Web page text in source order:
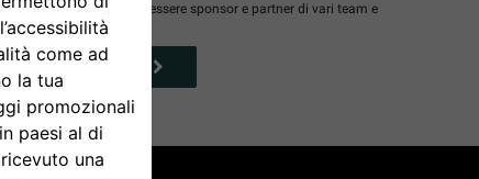
Jeep è orgogliosa di essere sponsor e partner di vari team e
organizzazioni
SCOPRI DI PIÙ